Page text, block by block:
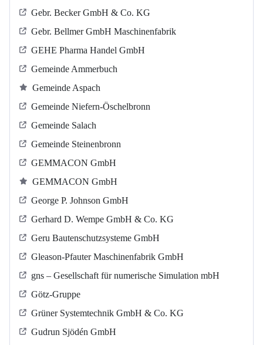
Gebr. Becker GmbH & Co. KG
Gebr. Bellmer GmbH Maschinenfabrik
GEHE Pharma Handel GmbH
Gemeinde Ammerbuch
Gemeinde Aspach
Gemeinde Niefern-Öschelbronn
Gemeinde Salach
Gemeinde Steinenbronn
GEMMACON GmbH
GEMMACON GmbH
George P. Johnson GmbH
Gerhard D. Wempe GmbH & Co. KG
Geru Bautenschutzsysteme GmbH
Gleason-Pfauter Maschinenfabrik GmbH
gns – Gesellschaft für numerische Simulation mbH
Götz-Gruppe
Grüner Systemtechnik GmbH & Co. KG
Gudrun Sjödén GmbH